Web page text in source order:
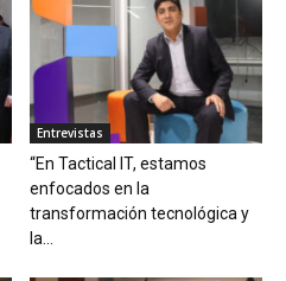
Entrevistas
“En Tactical IT, estamos
enfocados en la
transformación tecnológica y
la...